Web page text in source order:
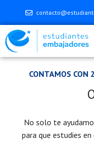
CONTAMOS CON
No solo te
para que estudies